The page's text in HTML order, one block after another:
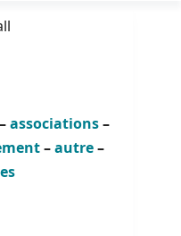
associations–
–autre–